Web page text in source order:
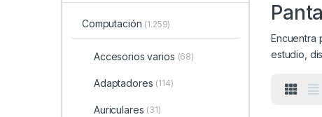
Encuentra
estudio,
Computación (1.259)
Accesorios varios (68)
Adaptadores (114)
Auriculares (31)